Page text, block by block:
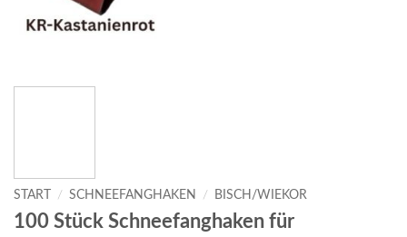
START / SCHNEEFANGHAKEN / BISCH/WIEKOR
100 Stück Schneefanghaken für